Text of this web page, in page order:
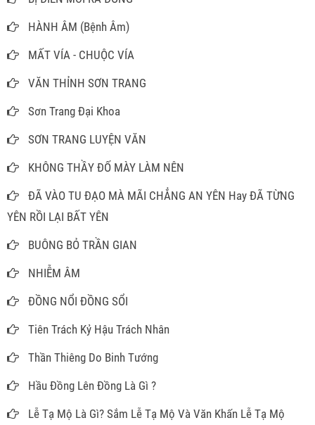
HÀNH ÂM (Bệnh Âm)
MẤT VÍA - CHUỘC VÍA
VĂN THỈNH SƠN TRANG
Sơn Trang Đại Khoa
SƠN TRANG LUYỆN VĂN
KHÔNG THẦY ĐỐ MÀY LÀM NÊN
ĐÃ VÀO TU ĐẠO MÀ MÃI CHẲNG AN YÊN Hay ĐÃ TỪNG
YÊN RỒI LẠI BẤT YÊN
BUÔNG BỎ TRẦN GIAN
NHIỄM ÂM
ĐỒNG NỔI ĐỒNG SỔI
Tiên Trách Kỷ Hậu Trách Nhân
Thần Thiêng Do Binh Tướng
Hầu Đồng Lên Đồng Là Gì ?
Lễ Tạ Mộ Là Gì? Sắm Lễ Tạ Mộ Và Văn Khấn Lễ Tạ Mộ